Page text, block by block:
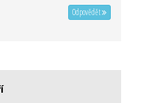
Odpovědět